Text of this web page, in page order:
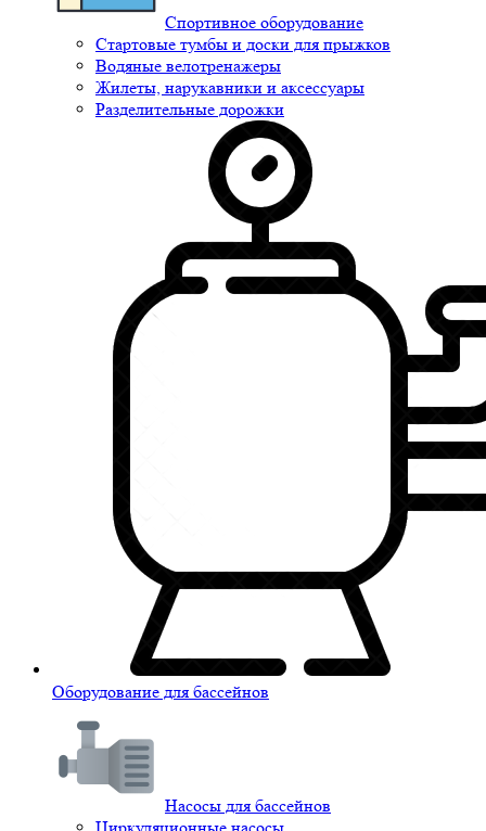
Спортивное оборудование
Стартовые тумбы и доски для прыжков
Водяные велотренажеры
Жилеты, нарукавники и аксессуары
Разделительные дорожки
Оборудование для бассейнов
Насосы для бассейнов